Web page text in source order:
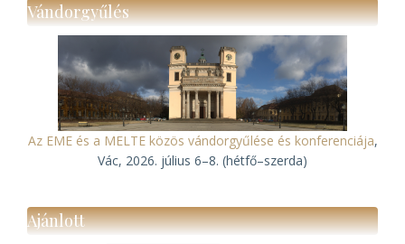
Vándorgyűlés
Az EME és a MELTE közös vándorgyűlése és konferenciája,
Vác, 2026. július 6–8. (hétfő–szerda)
Ajánlott